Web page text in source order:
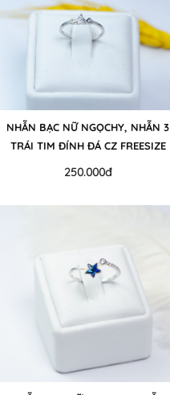
NHẪN BẠC NỮ NGỌCHY, NHẪN 3
TRÁI TIM ĐÍNH ĐÁ CZ FREESIZE
250.000đ